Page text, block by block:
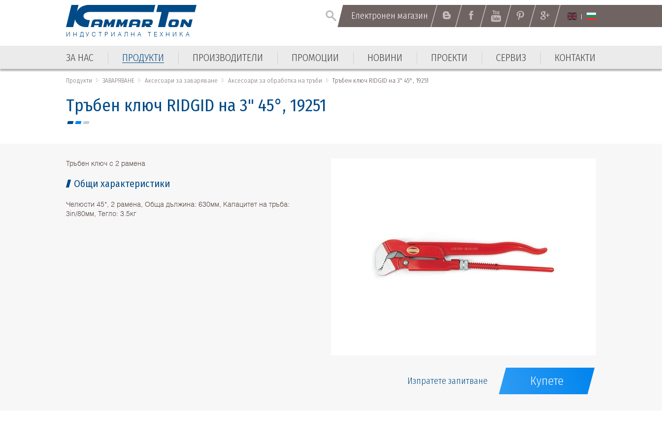
ИНДУСТРИАЛНА ТЕХНИКА
Електронен магазин
ЗА НАС ПРОДУКТИ ПРОИЗВОДИТЕЛИ ПРОМОЦИИ НОВИНИ ПРОЕКТИ СЕРВИЗ КОНТАКТИ
Електронен магазин
ЗА НАС ПРОДУКТИ
Продукти ЗАВАРЯВАНЕ Аксесоари за заваряване Аксесоари за обработка на тръби Тръбен ключ RIDGID на 3" 45°, 19251
Тръбен ключ RIDGID на 3" 45°, 19251
Тръбен ключ с 2 рамена
Общи характеристики
Челюсти 45*, 2 рамена, Обща дължина: 630мм, Капацитет на тръба:
3in/80мм, Тегло: 3.5кг
Изпратете запитване Купете